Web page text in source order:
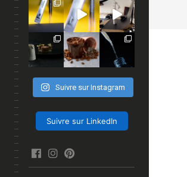
Suivre sur Instagram
Suivre sur LinkedIn
facebookInstagram